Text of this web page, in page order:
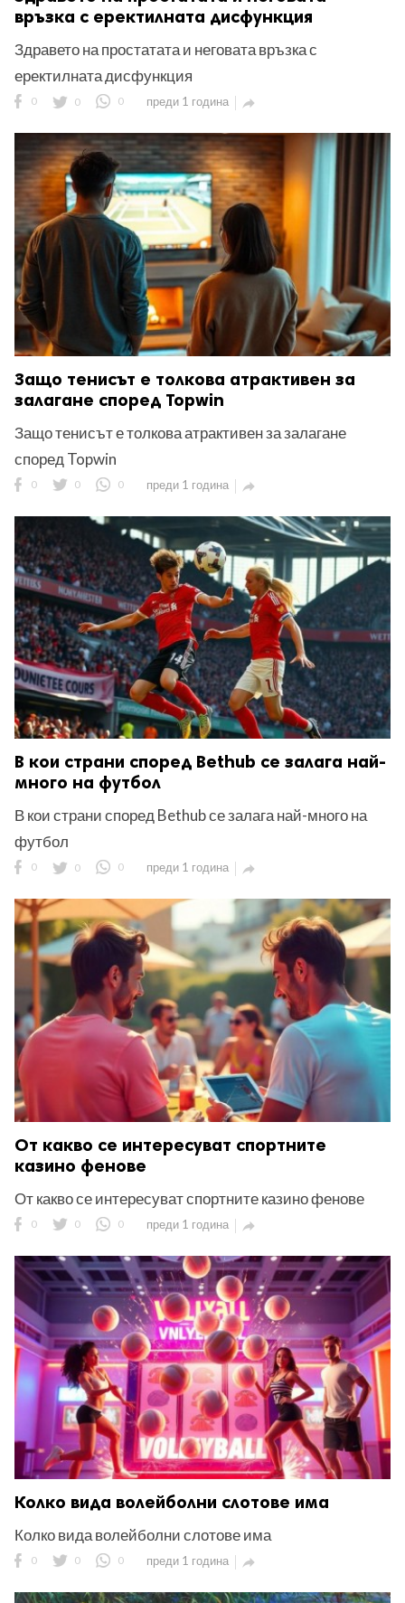
връзка с еректилната дисфункция
Здравето на простатата и неговата връзка с
еректилната дисфункция
0 0 0 преди 1 година 
Защо тенисът е толкова атрактивен за
залагане според Topwin
Защо тенисът е толкова атрактивен за залагане
според Topwin
0 0 0 преди 1 година 
В кои страни според Bethub се залага най-
много на футбол
В кои страни според Bethub се залага най-много на
футбол
0 0 0 преди 1 година 
От какво се интересуват спортните
казино фенове
От какво се интересуват спортните казино фенове
0 0 0 преди 1 година 
Колко вида волейболни слотове има
Колко вида волейболни слотове има
0 0 0 преди 1 година 